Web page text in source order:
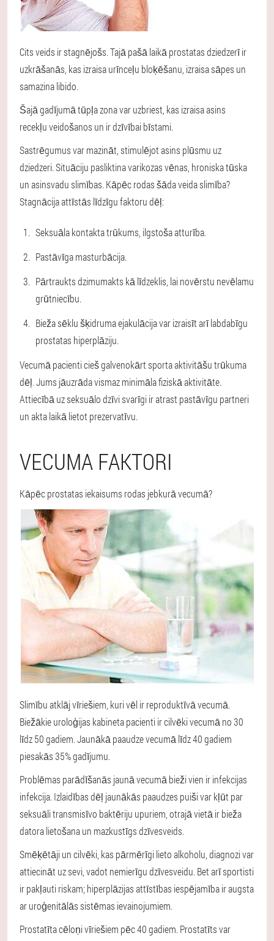
Cits veids ir stagnējošs. Tajā pašā laikā prostatas dziedzerī ir
uzkrāšanās, kas izraisa urīnceļu bloķēšanu, izraisa sāpes un
samazina libido.
Šajā gadījumā tūpļa zona var uzbriest, kas izraisa asins
recekļu veidošanos un ir dzīvībai bīstami.
Sastrēgumus var mazināt, stimulējot asins plūsmu uz
dziedzeri. Situāciju pasliktina varikozas vēnas, hroniska tūska
un asinsvadu slimības. Kāpēc rodas šāda veida slimība?
Stagnācija attīstās līdzīgu faktoru dēļ:
Seksuāla kontakta trūkums, ilgstoša atturība.
Pastāvīga masturbācija.
Pārtraukts dzimumakts kā līdzeklis, lai novērstu nevēlamu
grūtniecību.
Bieža sēklu šķidruma ejakulācija var izraisīt arī labdabīgu
prostatas hiperplāziju.
Vecumā pacienti cieš galvenokārt sporta aktivitāšu trūkuma
dēļ.Jums jāuzrāda vismaz minimāla fiziskā aktivitāte.
Attiecībā uz seksuālo dzīvi svarīgi ir atrast pastāvīgu partneri
un akta laikā lietot prezervatīvu.
VECUMA FAKTORI
Kāpēc prostatas iekaisums rodas jebkurā vecumā?
Slimību atklāj vīriešiem, kuri vēl ir reproduktīvā vecumā.
Biežākie uroloģijas kabineta pacienti ir cilvēki vecumā no 30
līdz 50 gadiem. Jaunākā paaudze vecumā līdz 40 gadiem
piesakās 35% gadījumu.
Problēmas parādīšanās jaunā vecumā bieži vien ir infekcijas
infekcija. Izlaidības dēļ jaunākās paaudzes puiši var kļūt par
seksuāli transmisīvo baktēriju upuriem, otrajā vietā ir bieža
datora lietošana un mazkustīgs dzīvesveids.
Smēķētāji un cilvēki, kas pārmērīgi lieto alkoholu, diagnozi var
attiecināt uz sevi, vadot nemierīgu dzīvesveidu. Bet arī sportisti
ir pakļauti riskam; hiperplāzijas attīstības iespējamība ir augsta
ar uroģenitālās sistēmas ievainojumiem.
Prostatīta cēloņi vīriešiem pēc 40 gadiem. Prostatīts var